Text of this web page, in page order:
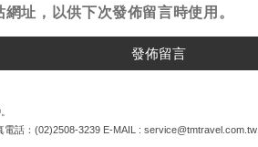
址，以供下次發佈留言時使用。
電話： (02)2508-3239 E-MAIL : service@tmtravel.com.tw